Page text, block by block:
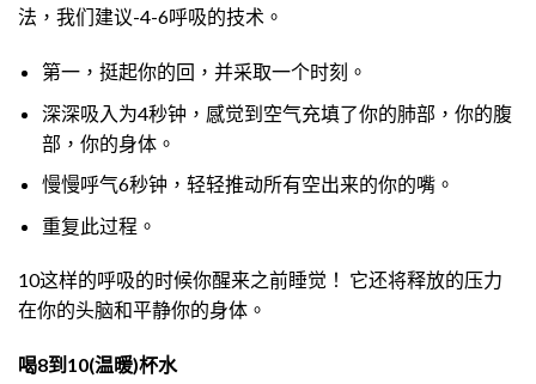
法，我们建议-4-6呼吸的技术。
第一，挺起你的回，并采取一个时刻。
深深吸入为4秒钟，感觉到空气充填了你的肺部，你的腹
部，你的身体。
慢慢呼气6秒钟，轻轻推动所有空出来的你的嘴。
重复此过程。
10这样的呼吸的时候你醒来之前睡觉！ 它还将释放的压力
在你的头脑和平静你的身体。
喝8到10(温暖)杯水